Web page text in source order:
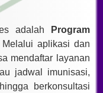
adalah
Program
Melalui aplikasi dan
mendaftar layanan
jadwal imunisasi,
berkonsultasi